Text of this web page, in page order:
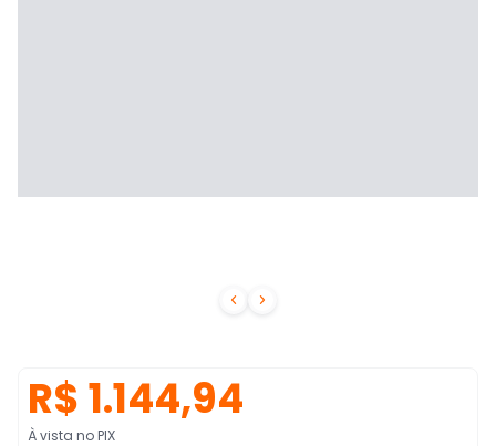
 
R$ 1.144,94
À vista no PIX